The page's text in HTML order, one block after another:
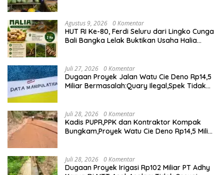
Agustus 9, 2026 0 Komentar
HUT RI Ke-80, Ferdi Seluru dari Lingko Cunga
Bali Bangka Lelak Buktikan Usaha Halia
Juli 27, 2026 0 Komentar
Dugaan Proyek Jalan Watu Cie Deno Rp14,5
Miliar Bermasalah:Quary Ilegal,Spek Tidak
Juli 28, 2026 0 Komentar
Kadis PUPR,PPK dan Kontraktor Kompak
Bungkam,Proyek Watu Cie Deno Rp14,5 Miliar
Juli 28, 2026 0 Komentar
Dugaan Proyek Irigasi Rp102 Miliar PT Adhy